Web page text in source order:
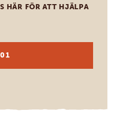
HÄR FÖR ATT HJÄLPA